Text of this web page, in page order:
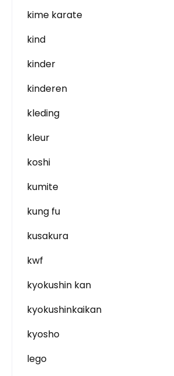
kime karate
kind
kinder
kinderen
kleding
kleur
koshi
kumite
kung fu
kusakura
kwf
kyokushin kan
kyokushinkaikan
kyosho
lego